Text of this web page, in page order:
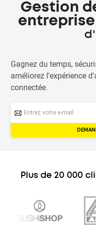
Gestion
entreprise
Gagnez du temps,
améliorez l'expérience
connectée.
Plus de 20 000